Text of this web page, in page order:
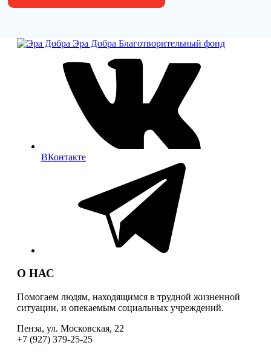
Эра Добра Благотворительный фонд
ВКонтакте
О НАС
Помогаем людям, находящимся в трудной жизненной
ситуации, и опекаемым социальных учреждений.
Пенза, ул. Московская, 22
+7 (927) 379-25-25